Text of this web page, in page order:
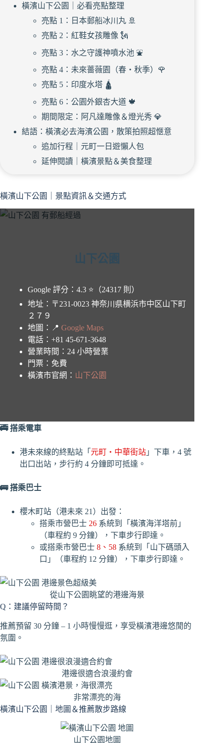
橫濱山下公園｜必看亮點整理
亮點 1：日本郵船冰川丸 🚢
亮點 2：紅鞋女孩雕像 🗽
亮點 3：水之守護神噴水池 ⛲️
亮點 4：未來薔薇園（春・秋季）🌹
亮點 5：印度水塔 🛕
亮點 6：公園外銀杏大道 🍁
期間限定：阿凡達雕像＆燈光秀 💎
結語：橫濱必去海濱公園，散策拍照超愜意
追加行程｜元町一日遊懶人包
延伸閱讀｜橫濱景點＆美食整理
橫濱山下公園｜景點資訊＆交通方式
山下公園
Google 評分：4.3 ⭐️（24317 則）
地址：〒231-0023 神奈川県横浜市中区山下町
２７９
地圖：📍 Google Maps
電話：+81 45-671-3648
營業時間：24 小時營業
門票：免費
橫濱市官網： 山下公園
🚎 搭乘電車
港未來線的終點站「 元町・中華街站 」下車，4 號
出口出站，步行約 4 分鐘即可抵達。
🚌 搭乘巴士
櫻木町站（港未來 21）出發：
搭乘市營巴士 26 系統到「橫濱海洋塔前」
（車程約 9 分鐘），下車步行即達。
或搭乘市營巴士 8、58 系統到「山下碼頭入
口」（車程約 12 分鐘），下車步行即達。
從山下公園眺望的港邊海景
Q：建議停留時間？
推薦預留 30 分鐘 – 1 小時慢慢逛，享受橫濱港邊悠閒的
氛圍。
港邊很適合浪漫約會
非常漂亮的海
橫濱山下公園｜地圖＆推薦散步路線
山下公園地圖